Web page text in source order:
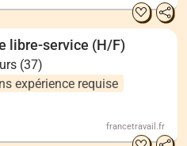
libre-service (H/F)
(37)
expérience requise
francetravail.fr